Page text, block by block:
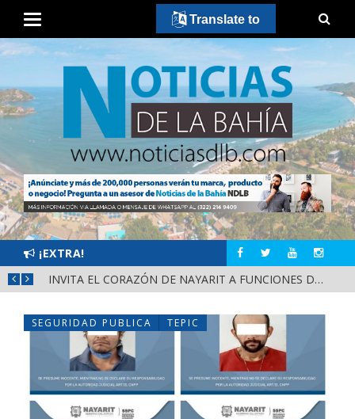
¡EXTRA!
INVITA EL CORAZÓN DE NAYARIT A FUNCIONES DE CINE GRATUITAS EN LA CONCHA ACÚSTICA
SEGURIDAD PUBLICA TEPIC
Translate to